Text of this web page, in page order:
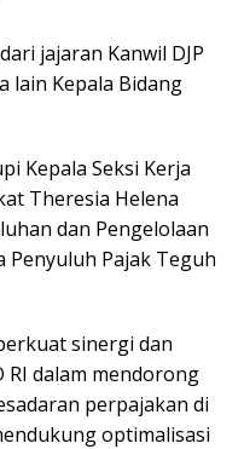
jajaran Kanwil DJP
lain Kepala Bidang
Kepala Seksi Kerja
Theresia Helena
dan Pengelolaan
Penyuluh Pajak Teguh
sinergi dan
RI dalam mendorong
perpajakan di
optimalisasi